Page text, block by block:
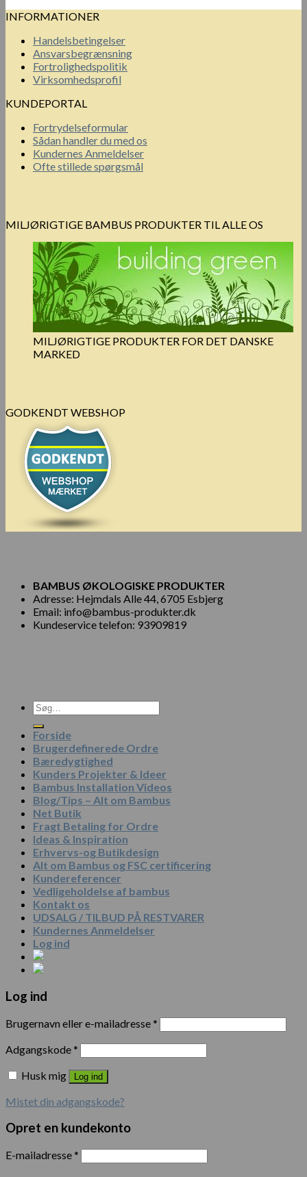
INFORMATIONER
Handelsbetingelser
Ansvarsbegrænsning
Fortrolighedspolitik
Virksomhedsprofil
KUNDEPORTAL
Fortrydelseformular
Sådan handler du med os
Kundernes Anmeldelser
Ofte stillede spørgsmål
MILJØRIGTIGE BAMBUS PRODUKTER TIL ALLE OS
MILJØRIGTIGE PRODUKTER FOR DET DANSKE
MARKED
GODKENDT WEBSHOP
BAMBUS ØKOLOGISKE PRODUKTER
Adresse: Hejmdals Alle 44, 6705 Esbjerg
Email: info@bambus-produkter.dk
Kundeservice telefon: 93909819
Søg
efter:
Forside
Brugerdefinerede Ordre
Bæredygtighed
Kunders Projekter & Ideer
Bambus Installation Videos
Blog/Tips – Alt om Bambus
Net Butik
Fragt Betaling for Ordre
Ideas & Inspiration
Erhvervs-og Butikdesign
Alt om Bambus og FSC certificering
Kundereferencer
Vedligeholdelse af bambus
Kontakt os
UDSALG / TILBUD PÅ RESTVARER
Kundernes Anmeldelser
Log ind
Log ind
Brugernavn eller e-mailadresse*
Adgangskode*
Husk mig
Log ind
Mistet din adgangskode?
Opret en kundekonto
E-mailadresse*